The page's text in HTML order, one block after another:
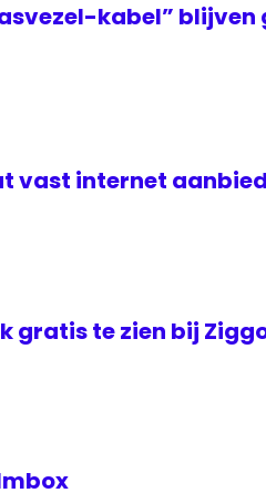
kabel” blijven
vast internet
gratis te zien bij